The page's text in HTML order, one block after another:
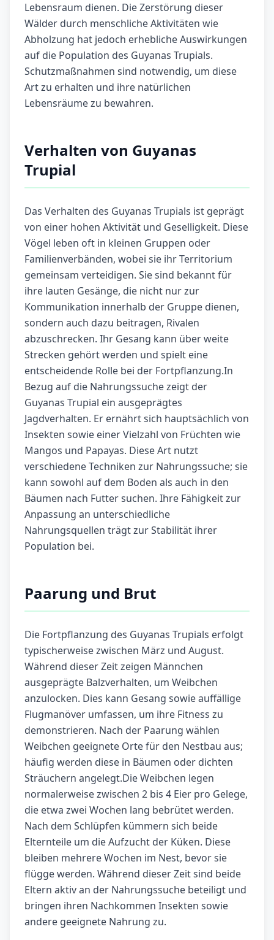
Lebensraum dienen. Die Zerstörung dieser
Wälder durch menschliche Aktivitäten wie
Abholzung hat jedoch erhebliche Auswirkungen
auf die Population des Guyanas Trupials.
Schutzmaßnahmen sind notwendig, um diese
Art zu erhalten und ihre natürlichen
Lebensräume zu bewahren.
Verhalten von Guyanas
Trupial
Das Verhalten des Guyanas Trupials ist geprägt
von einer hohen Aktivität und Geselligkeit. Diese
Vögel leben oft in kleinen Gruppen oder
Familienverbänden, wobei sie ihr Territorium
gemeinsam verteidigen. Sie sind bekannt für
ihre lauten Gesänge, die nicht nur zur
Kommunikation innerhalb der Gruppe dienen,
sondern auch dazu beitragen, Rivalen
abzuschrecken. Ihr Gesang kann über weite
Strecken gehört werden und spielt eine
entscheidende Rolle bei der Fortpflanzung.In
Bezug auf die Nahrungssuche zeigt der
Guyanas Trupial ein ausgeprägtes
Jagdverhalten. Er ernährt sich hauptsächlich von
Insekten sowie einer Vielzahl von Früchten wie
Mangos und Papayas. Diese Art nutzt
verschiedene Techniken zur Nahrungssuche; sie
kann sowohl auf dem Boden als auch in den
Bäumen nach Futter suchen. Ihre Fähigkeit zur
Anpassung an unterschiedliche
Nahrungsquellen trägt zur Stabilität ihrer
Population bei.
Paarung und Brut
Die Fortpflanzung des Guyanas Trupials erfolgt
typischerweise zwischen März und August.
Während dieser Zeit zeigen Männchen
ausgeprägte Balzverhalten, um Weibchen
anzulocken. Dies kann Gesang sowie auffällige
Flugmanöver umfassen, um ihre Fitness zu
demonstrieren. Nach der Paarung wählen
Weibchen geeignete Orte für den Nestbau aus;
häufig werden diese in Bäumen oder dichten
Sträuchern angelegt.Die Weibchen legen
normalerweise zwischen 2 bis 4 Eier pro Gelege,
die etwa zwei Wochen lang bebrütet werden.
Nach dem Schlüpfen kümmern sich beide
Elternteile um die Aufzucht der Küken. Diese
bleiben mehrere Wochen im Nest, bevor sie
flügge werden. Während dieser Zeit sind beide
Eltern aktiv an der Nahrungssuche beteiligt und
bringen ihren Nachkommen Insekten sowie
andere geeignete Nahrung zu.